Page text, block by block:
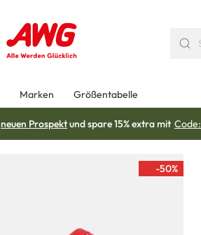
Marken Größentabelle
neuen Prospektund spare 15% extra mit Code:
-50%